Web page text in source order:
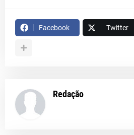
Facebook Twitter
Redação